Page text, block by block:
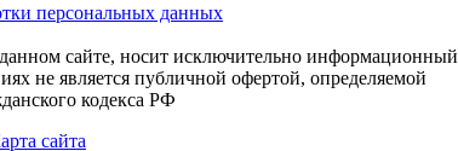
персональных данных
сайте, носит исключительно информационный
не является публичной офертой, определяемой
кодекса РФ
сайта